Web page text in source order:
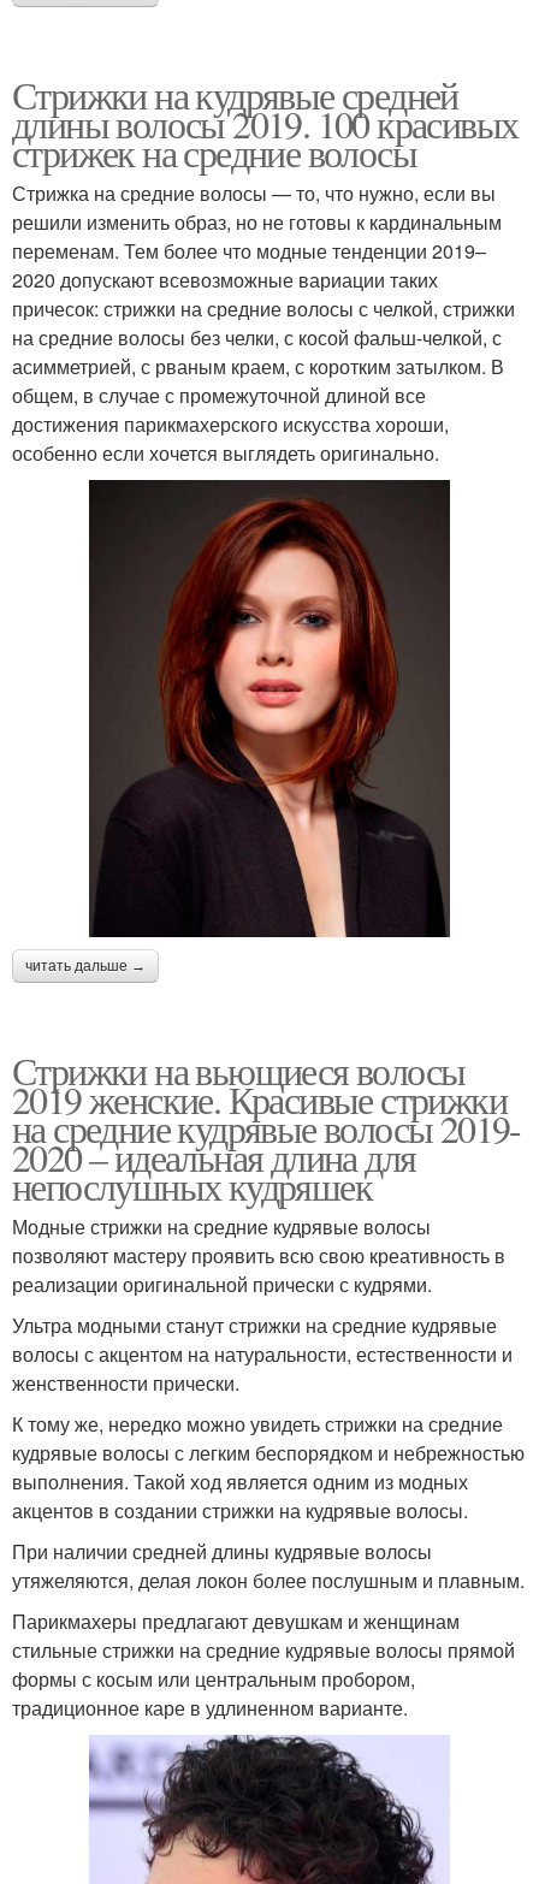
Стрижки на кудрявые средней
длины волосы 2019. 100 красивых
стрижек на средние волосы
Стрижка на средние волосы — то, что нужно, если вы
решили изменить образ, но не готовы к кардинальным
переменам. Тем более что модные тенденции 2019–
2020 допускают всевозможные вариации таких
причесок: стрижки на средние волосы с челкой, стрижки
на средние волосы без челки, с косой фальш-челкой, с
асимметрией, с рваным краем, с коротким затылком. В
общем, в случае с промежуточной длиной все
достижения парикмахерского искусства хороши,
особенно если хочется выглядеть оригинально.
читать дальше →
Стрижки на вьющиеся волосы
2019 женские. Красивые стрижки
на средние кудрявые волосы 2019-
2020 – идеальная длина для
непослушных кудряшек
Модные стрижки на средние кудрявые волосы
позволяют мастеру проявить всю свою креативность в
реализации оригинальной прически с кудрями.
Ультра модными станут стрижки на средние кудрявые
волосы с акцентом на натуральности, естественности и
женственности прически.
К тому же, нередко можно увидеть стрижки на средние
кудрявые волосы с легким беспорядком и небрежностью
выполнения. Такой ход является одним из модных
акцентов в создании стрижки на кудрявые волосы.
При наличии средней длины кудрявые волосы
утяжеляются, делая локон более послушным и плавным.
Парикмахеры предлагают девушкам и женщинам
стильные стрижки на средние кудрявые волосы прямой
формы с косым или центральным пробором,
традиционное каре в удлиненном варианте.